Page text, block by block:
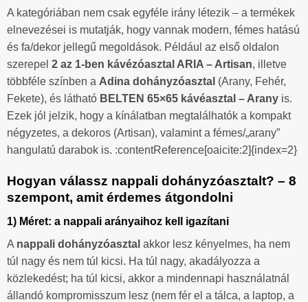
A kategóriában nem csak egyféle irány létezik – a termékek
elnevezései is mutatják, hogy vannak modern, fémes hatású
és fa/dekor jellegű megoldások. Például az első oldalon
szerepel 2 az 1-ben kávézóasztal ARIA – Artisan, illetve
többféle színben a Adina dohányzóasztal (Arany, Fehér,
Fekete), és látható BELTEN 65×65 kávéasztal – Arany is.
Ezek jól jelzik, hogy a kínálatban megtalálhatók a kompakt
négyzetes, a dekoros (Artisan), valamint a fémes/„arany”
hangulatú darabok is. :contentReference[oaicite:2]{index=2}
Hogyan válassz nappali dohányzóasztalt? – 8
szempont, amit érdemes átgondolni
1) Méret: a nappali arányaihoz kell igazítani
A nappali dohányzóasztal akkor lesz kényelmes, ha nem
túl nagy és nem túl kicsi. Ha túl nagy, akadályozza a
közlekedést; ha túl kicsi, akkor a mindennapi használatnál
állandó kompromisszum lesz (nem fér el a tálca, a laptop, a